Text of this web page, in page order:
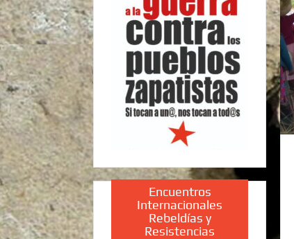
Encuentros
Internacionales
Rebeldías y
Resistencias